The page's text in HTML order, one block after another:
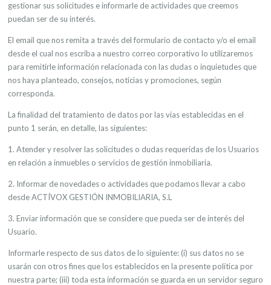
gestionar sus solicitudes e informarle de actividades que creemos
puedan ser de su interés.
El email que nos remita a través del formulario de contacto y/o el email
desde el cual nos escriba a nuestro correo corporativo lo utilizaremos
para remitirle información relacionada con las dudas o inquietudes que
nos haya planteado, consejos, noticias y promociones, según
corresponda.
La finalidad del tratamiento de datos por las vías establecidas en el
punto 1 serán, en detalle, las siguientes:
1. Atender y resolver las solicitudes o dudas requeridas de los Usuarios
en relación a inmuebles o servicios de gestión inmobiliaria.
2. Informar de novedades o actividades que podamos llevar a cabo
desde ACTÍVOX GESTIÓN INMOBILIARIA, S.L
3. Enviar información que se considere que pueda ser de interés del
Usuario.
Informarle respecto de sus datos de lo siguiente: (i) sus datos no se
usarán con otros fines que los establecidos en la presente política por
nuestra parte; (iii) toda esta información se guarda en un servidor seguro